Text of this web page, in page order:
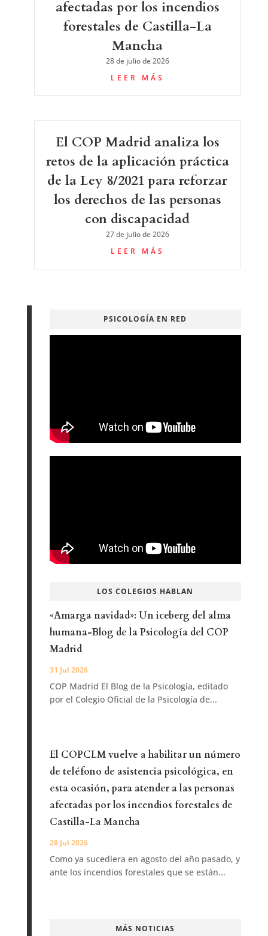
afectadas por los incendios
forestales de Castilla-La
Mancha
28 de julio de 2026
LEER MÁS
El COP Madrid analiza los
retos de la aplicación práctica
de la Ley 8/2021 para reforzar
los derechos de las personas
con discapacidad
27 de julio de 2026
LEER MÁS
PSICOLOGÍA EN RED
LOS COLEGIOS HABLAN
«Amarga navidad»: Un iceberg del alma
humana-Blog de la Psicología del COP
Madrid
31 Jul 2026
COP Madrid El Blog de la Psicología, editado
por el Colegio Oficial de la Psicología de...
El COPCLM vuelve a habilitar un número
de teléfono de asistencia psicológica, en
esta ocasión, para atender a las personas
afectadas por los incendios forestales de
Castilla-La Mancha
28 Jul 2026
Como ya sucediera en agosto del año pasado, y
ante los incendios forestales que se están...
MÁS NOTICIAS